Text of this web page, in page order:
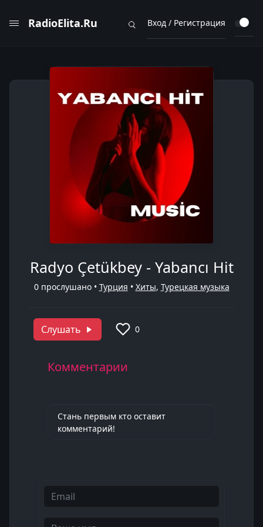
RadioElita.Ru Вход / Регистрация
Radyo Çetükbey - Yabancı Hit
0прослушано • Турция • Хиты, Турецкая музыка
Слушать 0
Комментарии
Стань первым кто оставит
комментарий!